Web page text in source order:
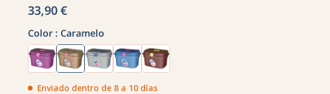
33,90 €
Color : Caramelo
Enviado dentro de 8 a 10 días